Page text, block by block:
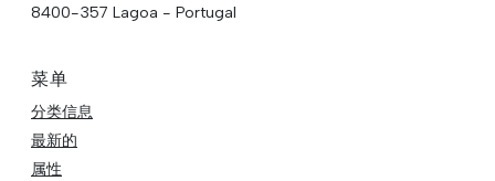
8400-357 Lagoa - Portugal
菜单
分类信息
最新的
属性